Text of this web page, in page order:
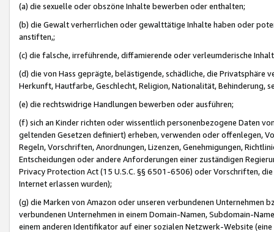
(a) die sexuelle oder obszöne Inhalte bewerben oder enthalten;
(b) die Gewalt verherrlichen oder gewalttätige Inhalte haben oder
anstiften,;
(c) die falsche, irreführende, diffamierende oder verleumderische
(d) die von Hass geprägte, belästigende, schädliche, die Privatsphäre
Herkunft, Hautfarbe, Geschlecht, Religion, Nationalität, Behinderung,
(e) die rechtswidrige Handlungen bewerben oder ausführen;
(f) sich an Kinder richten oder wissentlich personenbezogene Daten
geltenden Gesetzen definiert) erheben, verwenden oder offenlegen,
Regeln, Vorschriften, Anordnungen, Lizenzen, Genehmigungen,
Entscheidungen oder andere Anforderungen einer zuständigen
Privacy Protection Act (15 U.S.C. §§ 6501-6506) oder Vorschriften,
Internet erlassen wurden);
(g) die Marken von Amazon oder unseren verbundenen Unternehmen
verbundenen Unternehmen in einem Domain-Namen, Subdomain-
einem anderen Identifikator auf einer sozialen Netzwerk-Website